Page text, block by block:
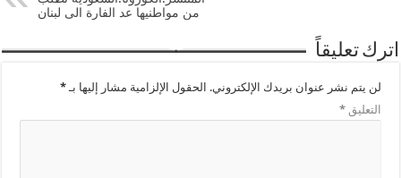
من مواطنيها عد الفارة الى لبنان
اترك تعليقاً
لن يتم نشر عنوان بريدك الإلكتروني. الحقول الإلزامية مشار إليها بـ*
التعليق*